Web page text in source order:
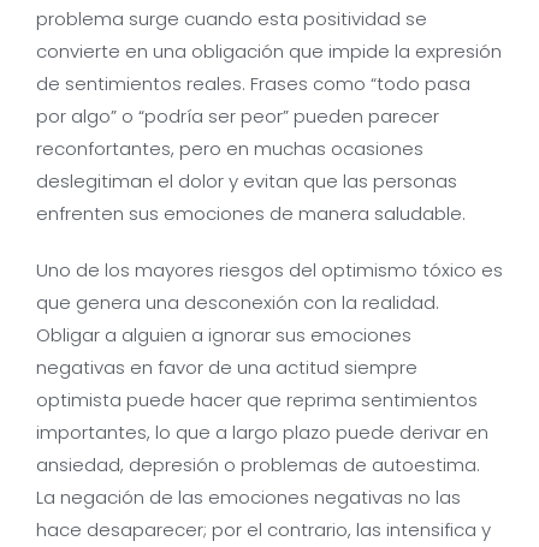
problema surge cuando esta positividad se
convierte en una obligación que impide la expresión
de sentimientos reales. Frases como “todo pasa
por algo” o “podría ser peor” pueden parecer
reconfortantes, pero en muchas ocasiones
deslegitiman el dolor y evitan que las personas
enfrenten sus emociones de manera saludable.
Uno de los mayores riesgos del optimismo tóxico es
que genera una desconexión con la realidad.
Obligar a alguien a ignorar sus emociones
negativas en favor de una actitud siempre
optimista puede hacer que reprima sentimientos
importantes, lo que a largo plazo puede derivar en
ansiedad, depresión o problemas de autoestima.
La negación de las emociones negativas no las
hace desaparecer; por el contrario, las intensifica y